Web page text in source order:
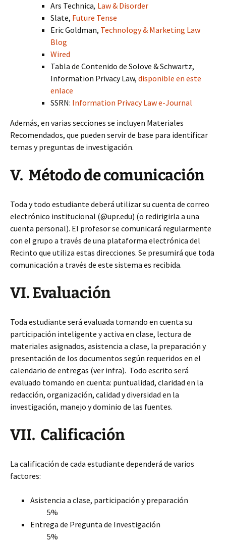
Ars Technica, Law & Disorder
Slate, Future Tense
Eric Goldman, Technology & Marketing Law
Blog
Wired
Tabla de Contenido de Solove & Schwartz,
Information Privacy Law, disponible en este
enlace
SSRN: Information Privacy Law e-Journal
Además, en varias secciones se incluyen Materiales
Recomendados, que pueden servir de base para identificar
temas y preguntas de investigación.
V. Método de comunicación
Toda y todo estudiante deberá utilizar su cuenta de correo
electrónico institucional (@upr.edu) (o redirigirla a una
cuenta personal). El profesor se comunicará regularmente
con el grupo a través de una plataforma electrónica del
Recinto que utiliza estas direcciones. Se presumirá que toda
comunicación a través de este sistema es recibida.
VI. Evaluación
Toda estudiante será evaluada tomando en cuenta su
participación inteligente y activa en clase, lectura de
materiales asignados, asistencia a clase, la preparación y
presentación de los documentos según requeridos en el
calendario de entregas (ver infra). Todo escrito será
evaluado tomando en cuenta: puntualidad, claridad en la
redacción, organización, calidad y diversidad en la
investigación, manejo y dominio de las fuentes.
VII. Calificación
La calificación de cada estudiante dependerá de varios
factores:
Asistencia a clase, participación y preparación
5%
Entrega de Pregunta de Investigación
5%